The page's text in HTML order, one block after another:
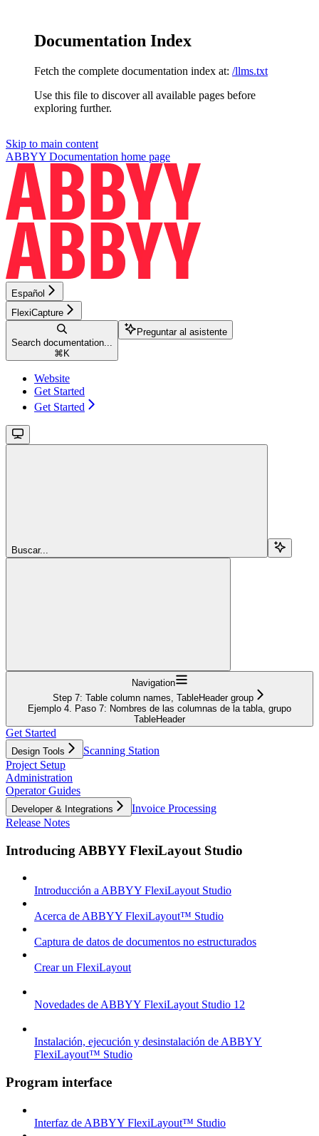
Documentation Index
Fetch the complete documentation index at: /llms.txt
Use this file to discover all available pages before
exploring further.
Skip to main content
ABBYY Documentation home page
Español
FlexiCapture
Search documentation...
⌘ K
Preguntar al asistente
Website
Get Started
Get Started
Buscar...
Navigation
Step 7: Table column names, TableHeader group
Ejemplo 4. Paso 7: Nombres de las columnas de la tabla, grupo
TableHeader
Get Started
Design Tools
Scanning Station
Project Setup
Administration
Operator Guides
Developer & Integrations
Invoice Processing
Release Notes
Introducing ABBYY FlexiLayout Studio
Introducción a ABBYY FlexiLayout Studio
Acerca de ABBYY FlexiLayout™ Studio
Captura de datos de documentos no estructurados
Crear un FlexiLayout
Novedades de ABBYY FlexiLayout Studio 12
Instalación, ejecución y desinstalación de ABBYY
FlexiLayout™ Studio
Program interface
Interfaz de ABBYY FlexiLayout™ Studio